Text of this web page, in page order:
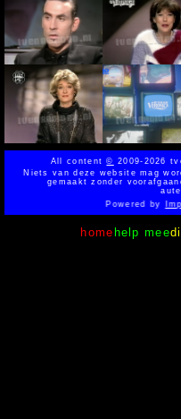
All content© 2009-2026
Niets van deze website mag
gemaakt zonder
home help mee